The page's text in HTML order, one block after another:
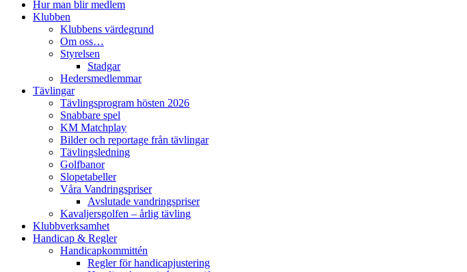
Hur man blir medlem
Klubben
Klubbens värdegrund
Om oss…
Styrelsen
Stadgar
Hedersmedlemmar
Tävlingar
Tävlingsprogram hösten 2026
Snabbare spel
KM Matchplay
Bilder och reportage från tävlingar
Tävlingsledning
Golfbanor
Slopetabeller
Våra Vandringspriser
Avslutade vandringspriser
Kavaljersgolfen – årlig tävling
Klubbverksamhet
Handicap & Regler
Handicapkommittén
Regler för handicapjustering